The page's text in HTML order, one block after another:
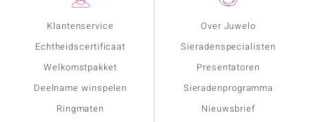
Klantenservice
Echtheidscertificaat
Welkomstpakket
Deelname winspelen
Ringmaten
Over Juwelo
Sieradenspecialisten
Presentatoren
Sieradenprogramma
Nieuwsbrief